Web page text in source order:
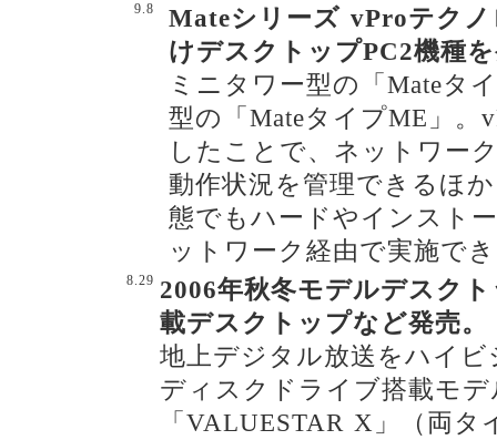
9.8
Mateシリーズ vProテク
けデスクトップPC2機種
ミニタワー型の「Mateタ
型の「MateタイプME」。
したことで、ネットワー
動作状況を管理できるほ
態でもハードやインスト
ットワーク経由で実施で
8.29 2006年秋冬モデルデスク
載デスクトップなど発売。
地上デジタル放送をハイ
ディスクドライブ搭載モ
「VALUESTAR X」（両